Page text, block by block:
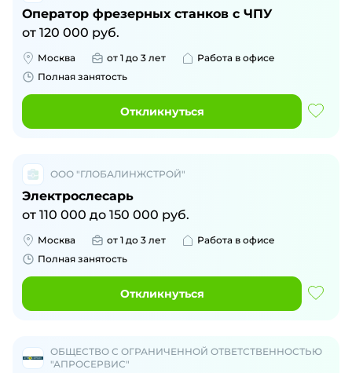
Оператор фрезерных станков с ЧПУ
от 120 000 руб.
Москва от 1 до 3 лет
Работа в офисе
Полная занятость
Откликнуться
ООО "ГЛОБАЛИНЖСТРОЙ"
Электрослесарь
от 110 000 до 150 000 руб.
Москва от 1 до 3 лет
Работа в офисе
Полная занятость
Откликнуться
ОБЩЕСТВО С ОГРАНИЧЕННОЙ ОТВЕТСТВЕННОСТЬЮ
"АПРОСЕРВИС"